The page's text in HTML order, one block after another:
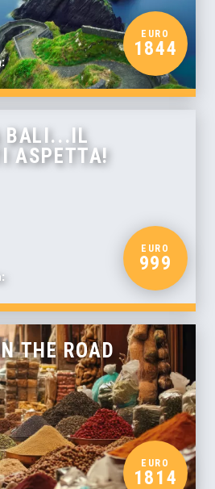
EURO
1844
BALI...IL
ASPETTA!
EURO
999
THE ROAD
EURO
1814